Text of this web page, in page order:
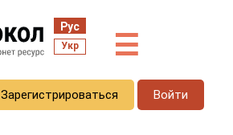
Рус
Укр ☰
Зарегистрироваться Войти